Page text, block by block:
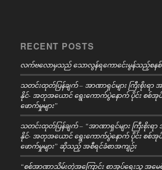
RECENT POSTS
လက်ဗလောမှသည် သောလွန်ရကောင်ေးမွန်သည့်စန
သတင်းထုတ်ပြန်ချက် – အာဏာရှင်များ ကြီးစိုးရ
နိုင်- အတုအယောင် ရွေးကောက်ပွဲနောက် ပိုင်း စစ်အု
ဖောက်မှုများ”
သတင်းထုတ်ပြန်ချက် – “အာဏာရှင်များ ကြီးစိုး
နိုင်- အတုအယောင် ရွေးကောက်ပွဲနောက် ပိုင်း စစ်အု
ဖောက်မှုများ” ဆိုသည့် အစီရင်ခံစာအကျဉ်း
“စစ်အာဏာသိမ်းတဲ့အကြောင်း စာအုပ်ရေးသူ အမေ